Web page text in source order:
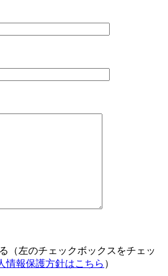
（左のチェックボックスをチェッ
情報保護方針はこちら ）